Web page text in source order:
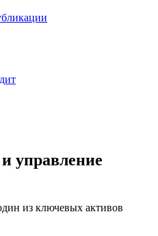
управление
из ключевых активов